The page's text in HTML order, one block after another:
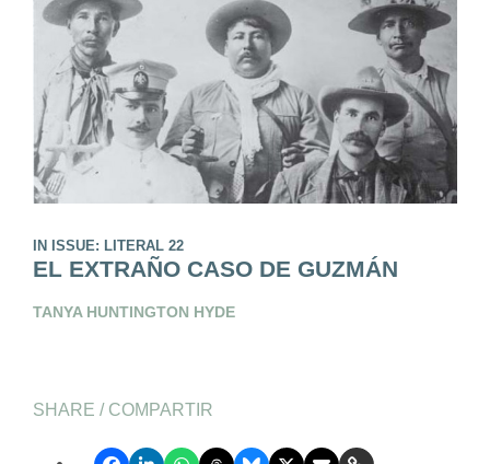
IN ISSUE: LITERAL 22
EL EXTRAÑO CASO DE GUZMÁN
TANYA HUNTINGTON HYDE
SHARE / COMPARTIR